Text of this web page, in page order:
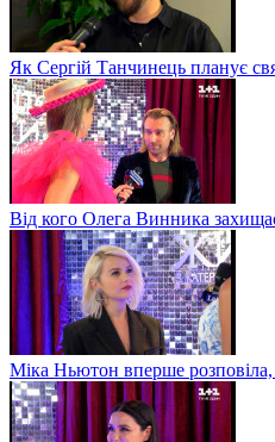
Як Сергій Танчинець планує
Від кого Олега Винника
Міка Ньютон вперше